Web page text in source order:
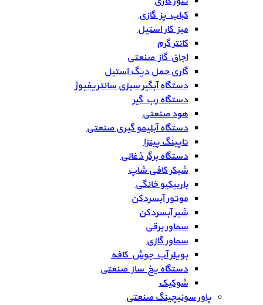
کباب پز گازی
میز کار استیل
کانتر گرم
اجاق گاز صنعتی
گاری حمل دیگ استیل
دستگاه آبگیر سبزی سانتریفیوژ
دستگاه رب گیر
هود صنعتی
دستگاه آبلیمو گیری صنعتی
تاپینگ پیتزا
دستگاه برگر ذغالی
شیکر کافی شاپ
باربیکیو خانگی
موتور آبسردکن
شیر آبسردکن
سماور برقی
سماور گازی
بویلر آب جوش کافه
دستگاه یخ ساز صنعتی
شوکیک
پاور سوئیچینگ صنعتی